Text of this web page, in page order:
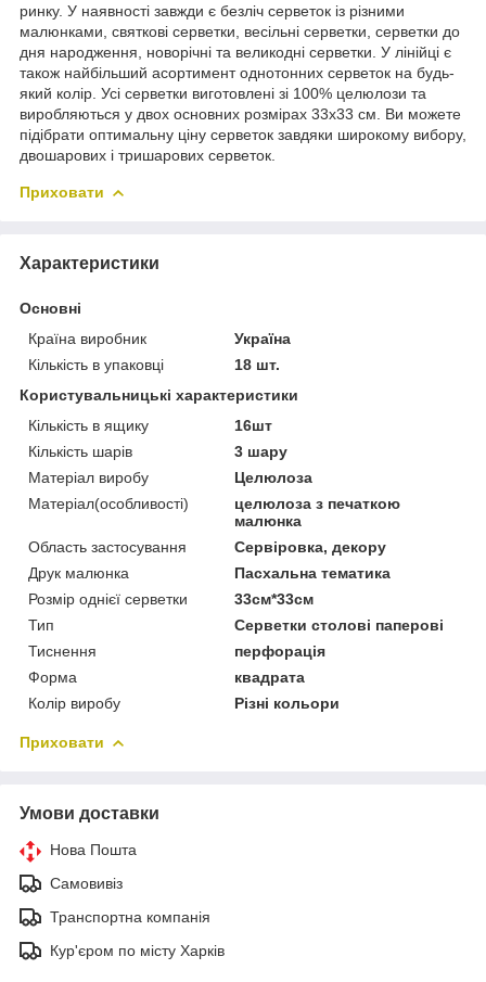
ринку. У наявності завжди є безліч серветок із різними
малюнками, святкові серветки, весільні серветки, серветки до
дня народження, новорічні та великодні серветки. У лінійці є
також найбільший асортимент однотонних серветок на будь-
який колір. Усі серветки виготовлені зі 100% целюлози та
виробляються у двох основних розмірах 33х33 см. Ви можете
підібрати оптимальну ціну серветок завдяки широкому вибору,
двошарових і тришарових серветок.
Приховати
Характеристики
Основні
Країна виробник
Україна
Кількість в упаковці
18 шт.
Користувальницькі характеристики
Кількість в ящику
16шт
Кількість шарів
3 шару
Матеріал виробу
Целюлоза
Матеріал(особливості)
целюлоза з печаткою
малюнка
Область застосування
Сервіровка, декору
Друк малюнка
Пасхальна тематика
Розмір однієї серветки
33см*33см
Тип
Серветки столові паперові
Тиснення
перфорація
Форма
квадрата
Колір виробу
Різні кольори
Приховати
Умови доставки
Нова Пошта
Самовивіз
Транспортна компанія
Кур'єром по місту Харків